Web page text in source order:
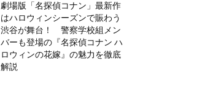
劇場版「名探偵コナン」最新作
はハロウィンシーズンで賑わう
渋谷が舞台！ 警察学校組メン
バーも登場の『名探偵コナン ハ
ロウィンの花嫁』の魅力を徹底
解説